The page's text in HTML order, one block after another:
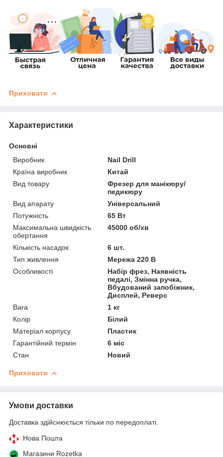
Приховати
Характеристики
Основні
Виробник
Nail Drill
Країна виробник
Китай
Вид товару
Фрезер для манікюру/
педикюру
Вид апарату
Універсальний
Потужність
65 Вт
Максимальна швидкість
обертання
45000 об/хв
Кількість насадок
6 шт.
Тип живлення
Мережа 220 В
Особливості
Набір фрез, Наявність
педалі, Змінна ручка,
Вбудований запобіжник,
Дисплей, Реверс
Вага
1 кг
Колір
Білий
Матеріал корпусу
Пластик
Гарантійний термін
6 міс
Стан
Новий
Приховати
Умови доставки
Доставка здійснюється тільки по передоплаті.
Нова Пошта
Магазини Rozetka